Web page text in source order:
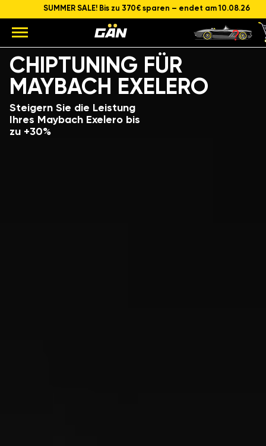
SUMMER SALE! Bis zu 370€ sparen – endet am 10.08.26
CHIPTUNING FÜR
MAYBACH EXELERO
Steigern Sie die Leistung
Ihres Maybach Exelero bis
zu +30%
Modell
Hubraum und Leistung des Motors